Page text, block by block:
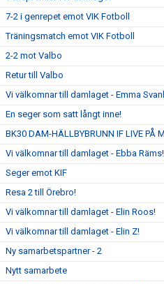
7-2 i genrepet emot VIK Fotboll
Träningsmatch emot VIK Fotboll
2-2 mot Valbo
Retur till Valbo
Vi välkomnar till damlaget - Emma
En seger som satt långt inne!
BK30 DAM-HÄLLBYBRUNN IF LIVE PÅ
Vi välkomnar till damlaget - Ebba Räms!
Seger emot KIF
Resa 2 till Örebro!
Vi välkomnar till damlaget - Elin Roos!
Vi välkomnar till damlaget - Elin Z!
Ny samarbetspartner - 2
Nytt samarbete